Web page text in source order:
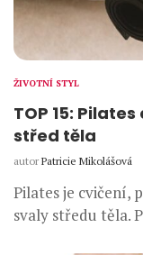
ŽIVOTNÍ STYL
TOP 15:
střed těla
autor Patricie Mikolášová
Pilates je cvičení,
svaly středu těla.